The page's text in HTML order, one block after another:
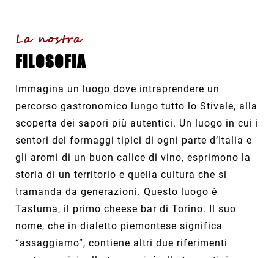
La nostra
FILOSOFIA
Immagina un luogo dove intraprendere un
percorso gastronomico lungo tutto lo Stivale, alla
scoperta dei sapori più autentici. Un luogo in cui i
sentori dei formaggi tipici di ogni parte d’Italia e
gli aromi di un buon calice di vino, esprimono la
storia di un territorio e quella cultura che si
tramanda da generazioni. Questo luogo è
Tastuma, il primo cheese bar di Torino. Il suo
nome, che in dialetto piemontese significa
“assaggiamo”, contiene altri due riferimenti